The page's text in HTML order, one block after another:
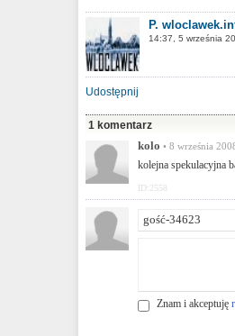
P.
14:37, 5 września
Udostępnij
1 komentarz
kolo • 8 września
kolejna spekulacyjna
ID:2558
Znam i akceptuję